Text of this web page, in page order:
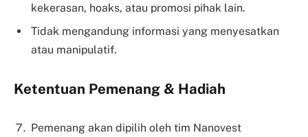
kekerasan, hoaks, atau promosi pihak lain.
Tidak mengandung informasi yang menyesatkan
atau manipulatif.
Ketentuan Pemenang & Hadiah
Pemenang akan dipilih oleh tim Nanovest